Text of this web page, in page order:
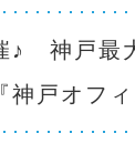
♪ 神戸最
戸オフ